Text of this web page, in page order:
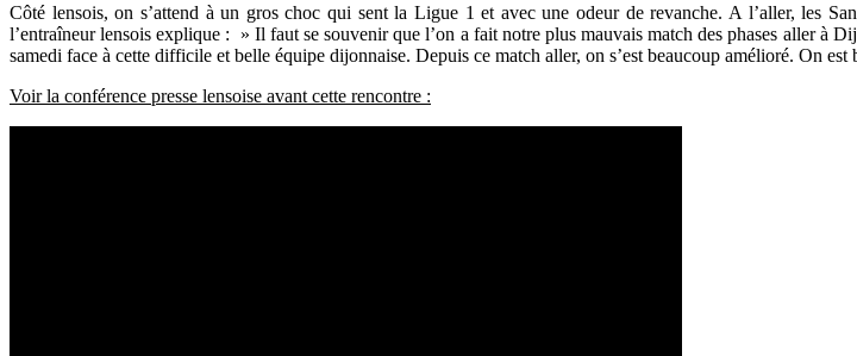
Côté lensois, on s’attend à un gros choc qui sent la Ligue 1 et avec une odeur de revanche. A l’aller, les
l’entraîneur lensois explique : » Il faut se souvenir que l’on a fait notre plus mauvais match des phases aller à
samedi face à cette difficile et belle équipe dijonnaise. Depuis ce match aller, on s’est beaucoup amélioré. On est
Voir la conférence presse lensoise avant cette rencontre :